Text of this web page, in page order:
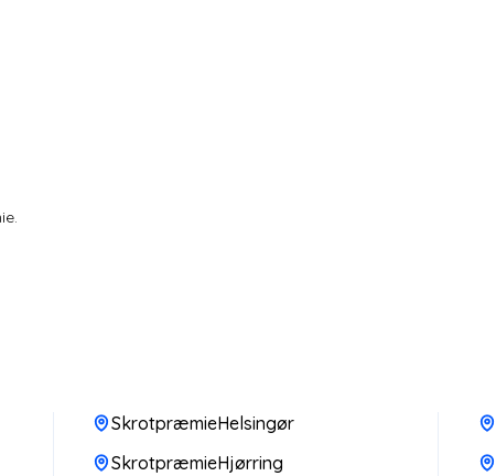
SkrotpræmieHelsingør
SkrotpræmieHjørring